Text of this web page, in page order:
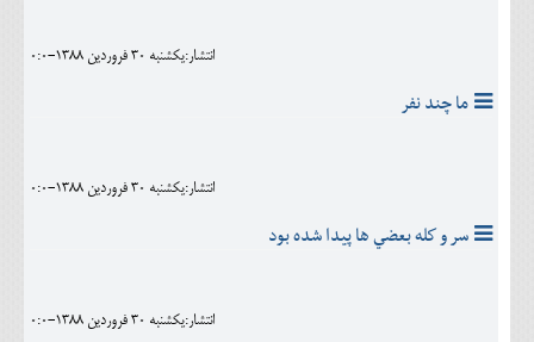
انتشار:يکشنبه 30 فروردين 1388-0:0
ما چند نفر
انتشار:يکشنبه 30 فروردين 1388-0:0
سر و كله بعضي ها پيدا شده بود
انتشار:يکشنبه 30 فروردين 1388-0:0